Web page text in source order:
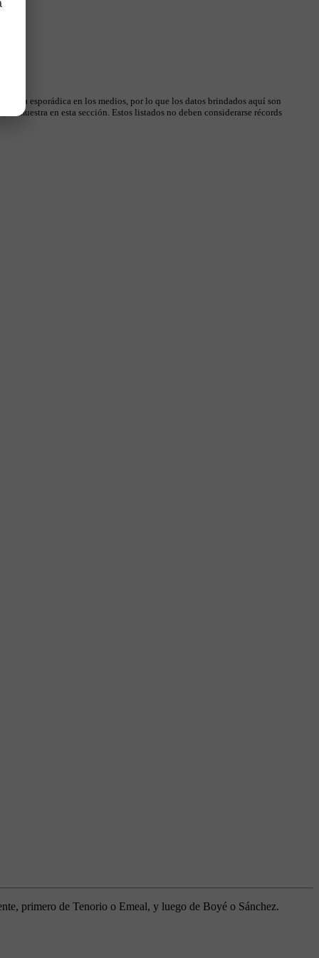
esporádica en los medios, por lo que los datos brindados aquí son
muestra en esta sección. Estos listados no deben considerarse récords
primero de Tenorio o Emeal, y luego de Boyé o Sánchez.